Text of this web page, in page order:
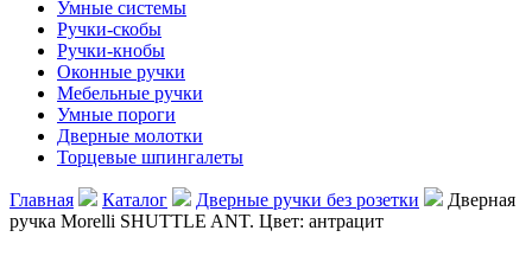
Умные системы
Ручки-скобы
Ручки-кнобы
Оконные ручки
Мебельные ручки
Умные пороги
Дверные молотки
Торцевые шпингалеты
Главная Каталог Дверные ручки без розетки
Дверная
ручка Morelli SHUTTLE ANT. Цвет: антрацит